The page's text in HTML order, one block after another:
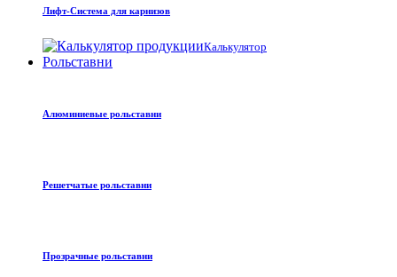
Лифт-Система для карнизов
Калькулятор
Рольставни
Алюминиевые рольставни
Решетчатые рольставни
Прозрачные рольставни